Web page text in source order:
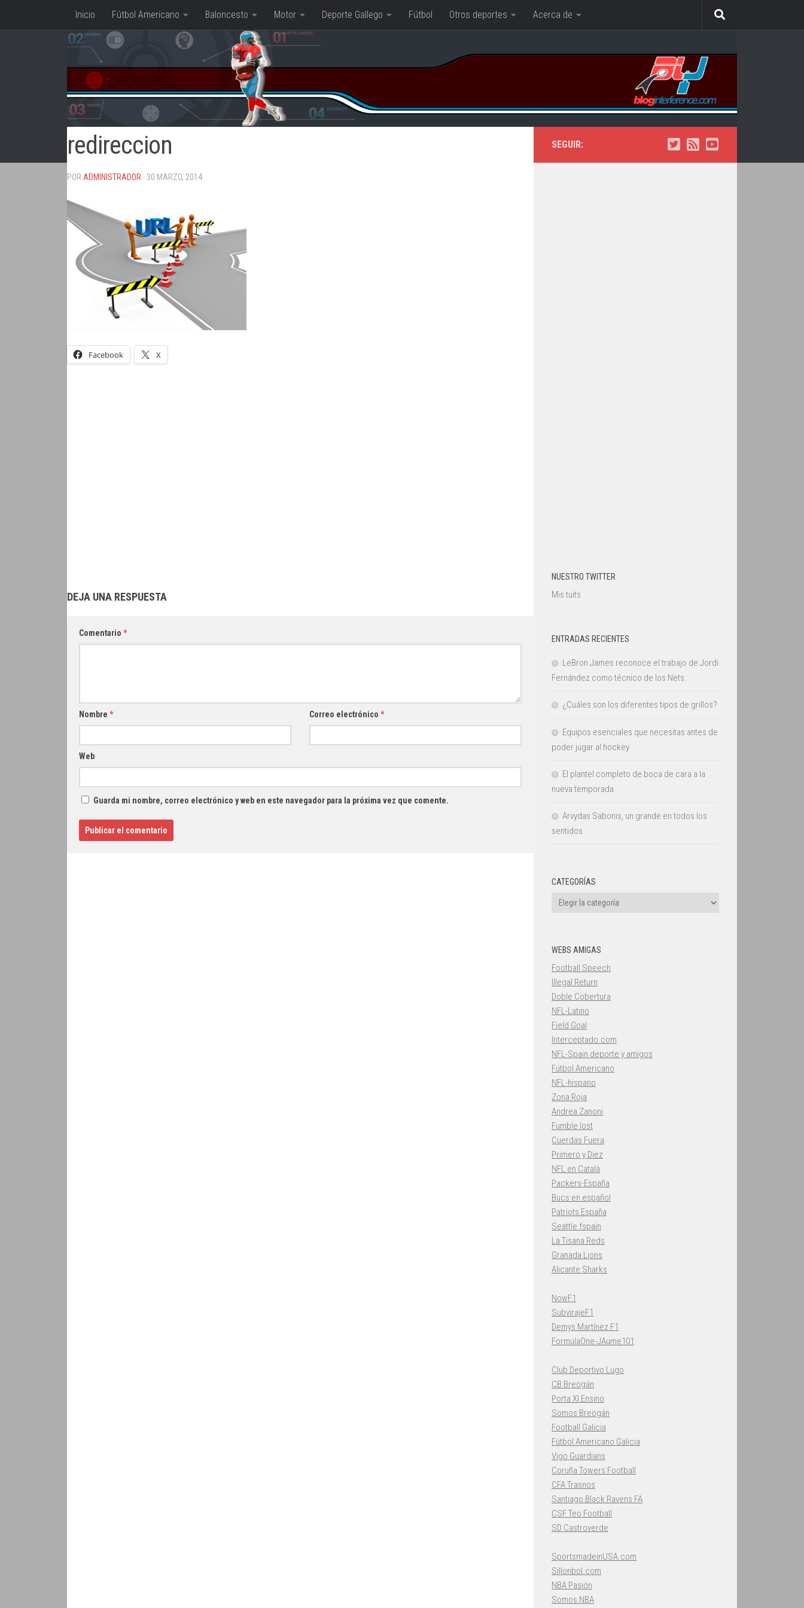
Saltar al contenido
Inicio Fútbol Americano Baloncesto Motor Deporte Gallego Fútbol Otros deportes Acerca de
redireccion
POR ADMINISTRADOR · 30 MARZO, 2014
Facebook X
DEJA UNA RESPUESTA
Comentario *
Nombre * Correo electrónico *
Web
Guarda mi nombre, correo electrónico y web en este navegador para la próxima vez que comente.
SEGUIR:
NUESTRO TWITTER
Mis tuits
ENTRADAS RECIENTES
LeBron James reconoce el trabajo de Jordi
Fernández como técnico de los Nets.
¿Cuáles son los diferentes tipos de grillos?
Equipos esenciales que necesitas antes de
poder jugar al hockey
El plantel completo de boca de cara a la
nueva temporada
Arvydas Sabonis, un grande en todos los
sentidos
CATEGORÍAS
Categorías
WEBS AMIGAS
Football Speech
Illegal Return
Doble Cobertura
NFL-Latino
Field Goal
Interceptado.com
NFL-Spain deporte y amigos
Fútbol Americano
NFL-hispano
Zona Roja
Andrea Zanoni
Fumble lost
Cuerdas Fuera
Primero y Diez
NFL en Català
Packers-España
Bucs en español
Patriots España
Seattle fspain
La Tisana Reds
Granada Lions
Alicante Sharks
NowF1
SubvirajeF1
Demys Martínez F1
FormulaOne-JAume101
Club Deportivo Lugo
CB Breogán
Porta XI Ensino
Somos Breogán
Football Galicia
Fútbol Americano Galicia
Vigo Guardians
Coruña Towers Football
CFA Trasnos
Santiago Black Ravens FA
CSF Teo Football
SD Castroverde
SportsmadeinUSA.com
Sillonbol.com
NBA Pasión
Somos NBA